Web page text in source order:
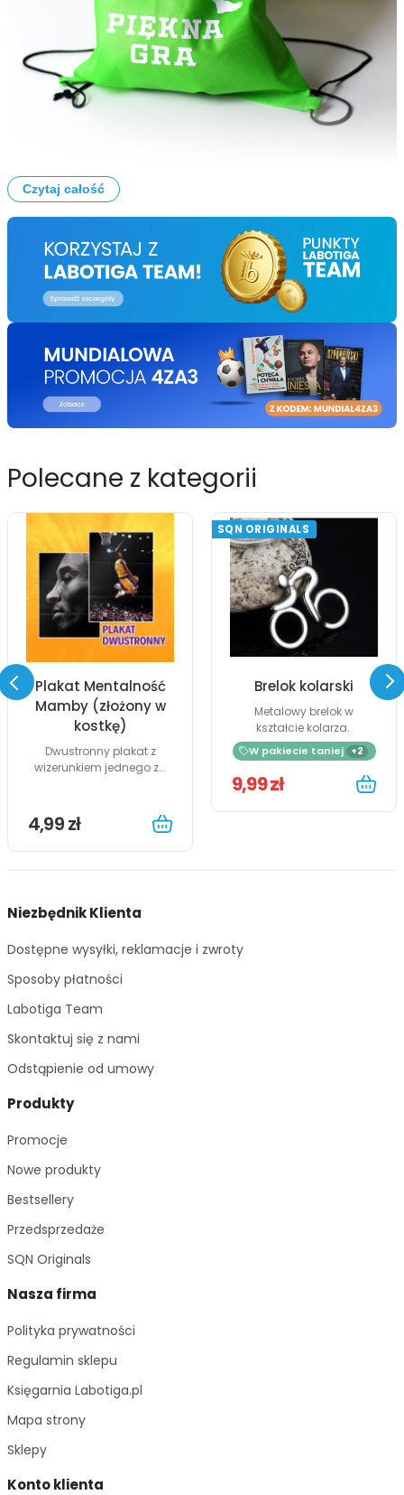
Czytaj całość
Polecane z kategorii
Plakat Mentalność
Mamby (złożony w
kostkę)
Dwustronny plakat z
wizerunkiem jednego z...
4,99 zł
SQN ORIGINALS
Brelok kolarski
Metalowy brelok w
kształcie kolarza.
W pakiecie taniej +2
9,99 zł
Niezbędnik Klienta
Dostępne wysyłki, reklamacje i zwroty
Sposoby płatności
Labotiga Team
Skontaktuj się z nami
Odstąpienie od umowy
Produkty
Promocje
Nowe produkty
Bestsellery
Przedsprzedaże
SQN Originals
Nasza firma
Polityka prywatności
Regulamin sklepu
Księgarnia Labotiga.pl
Mapa strony
Sklepy
Konto klienta